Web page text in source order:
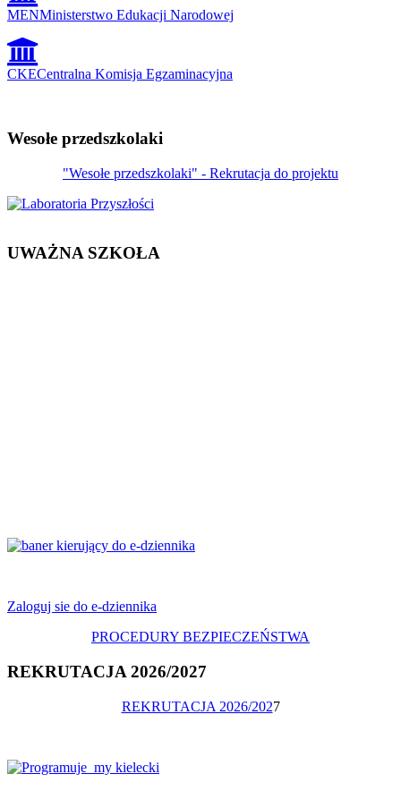
MENMinisterstwo Edukacji Narodowej
CKECentralna Komisja Egzaminacyjna
Wesołe przedszkolaki
"Wesołe przedszkolaki" - Rekrutacja do projektu
UWAŻNA SZKOŁA
Zaloguj sie do e-dziennika
PROCEDURY BEZPIECZEŃSTWA
REKRUTACJA 2026/2027
REKRUTACJA 2026/2027